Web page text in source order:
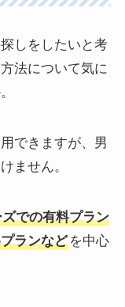
しをしたいと考
法について気に
できますが、男
ません。
での有料プラン
ランなどを中心